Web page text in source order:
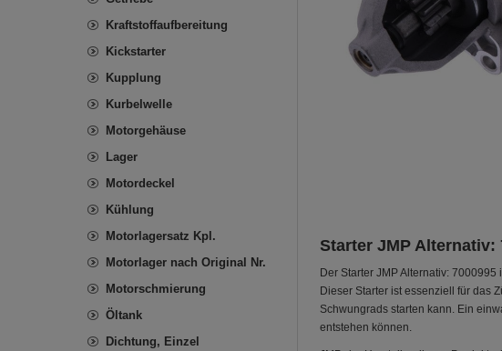
Starter JMP Alternativ:
Der Starter JMP Alternativ:
Dieser Starter ist essenziell für das
Schwungrads starten kann. Ein
entstehen können.
Kraftstoffaufbereitung
Kickstarter
Kupplung
Kurbelwelle
Motorgehäuse
Lager
Motordeckel
Kühlung
Motorlagersatz Kpl.
Motorlager nach Original Nr.
Motorschmierung
Öltank
Dichtung, Einzel